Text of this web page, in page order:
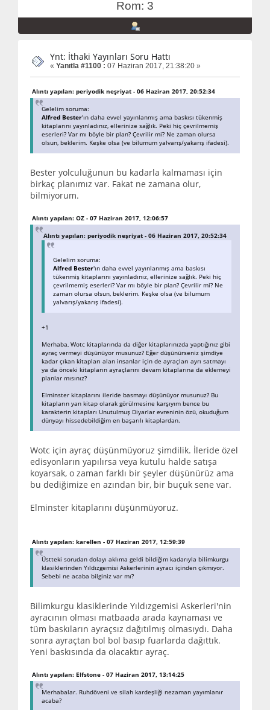
Rom: 3
Ynt: İthaki Yayınları Soru Hattı
« Yanıtla #1100 : 07 Haziran 2017, 21:38:20 »
Alıntı yapılan: periyodik neşriyat - 06 Haziran 2017, 20:52:34
Gelelim soruma:
Alfred Bester'ın daha evvel yayınlanmış ama baskısı tükenmiş
kitaplarını yayınladınız, ellerinize sağlık. Peki hiç çevrilmemiş
eserleri? Var mı böyle bir plan? Çevrilir mi? Ne zaman olursa
olsun, beklerim. Keşke olsa (ve bilumum yalvarış/yakarış ifadesi).
Bester yolculuğunun bu kadarla kalmaması için
birkaç planımız var. Fakat ne zamana olur,
bilmiyorum.
Alıntı yapılan: OZ - 07 Haziran 2017, 12:06:57
Alıntı yapılan: periyodik neşriyat - 06 Haziran 2017, 20:52:34
Gelelim soruma:
Alfred Bester'ın daha evvel yayınlanmış ama baskısı
tükenmiş kitaplarını yayınladınız, ellerinize sağlık. Peki hiç
çevrilmemiş eserleri? Var mı böyle bir plan? Çevrilir mi? Ne
zaman olursa olsun, beklerim. Keşke olsa (ve bilumum
yalvarış/yakarış ifadesi).
+1
Merhaba, Wotc kitaplarında da diğer kitaplarınızda yaptığınız gibi
ayraç vermeyi düşünüyor musunuz? Eğer düşünürseniz şimdiye
kadar çıkan kitapları alan insanlar için de ayraçları ayrı satmayı
ya da önceki kitapların ayraçlarını devam kitaplarına da eklemeyi
planlar mısınız?
Elminster kitaplarını ileride basmayı düşünüyor musunuz? Bu
kitapların yan kitap olarak görülmesine karşıyım bence bu
karakterin kitapları Unutulmuş Diyarlar evreninin özü, okuduğum
dünyayı hissedebildiğim en başarılı kitaplardan.
Wotc için ayraç düşünmüyoruz şimdilik. İleride özel
edisyonların yapılırsa veya kutulu halde satışa
koyarsak, o zaman farklı bir şeyler düşünürüz ama
bu dediğimize en azından bir, bir buçuk sene var.
Elminster kitaplarını düşünmüyoruz.
Alıntı yapılan: karellen - 07 Haziran 2017, 12:59:39
Üstteki sorudan dolayı aklıma geldi bildiğim kadarıyla bilimkurgu
klasiklerinden Yıldızgemisi Askerlerinin ayracı içinden çıkmıyor.
Sebebi ne acaba bilginiz var mı?
Bilimkurgu klasiklerinde Yıldızgemisi Askerleri'nin
ayracının olması matbaada arada kaynaması ve
tüm baskıların ayraçsız dağıtılmış olmasıydı. Daha
sonra ayraçtan bol bol basıp fuarlarda dağıttık.
Yeni baskısında da olacaktır ayraç.
Alıntı yapılan: Elfstone - 07 Haziran 2017, 13:14:25
Merhabalar. Ruhdöveni ve silah kardeşliği nezaman yayımlanır
acaba?